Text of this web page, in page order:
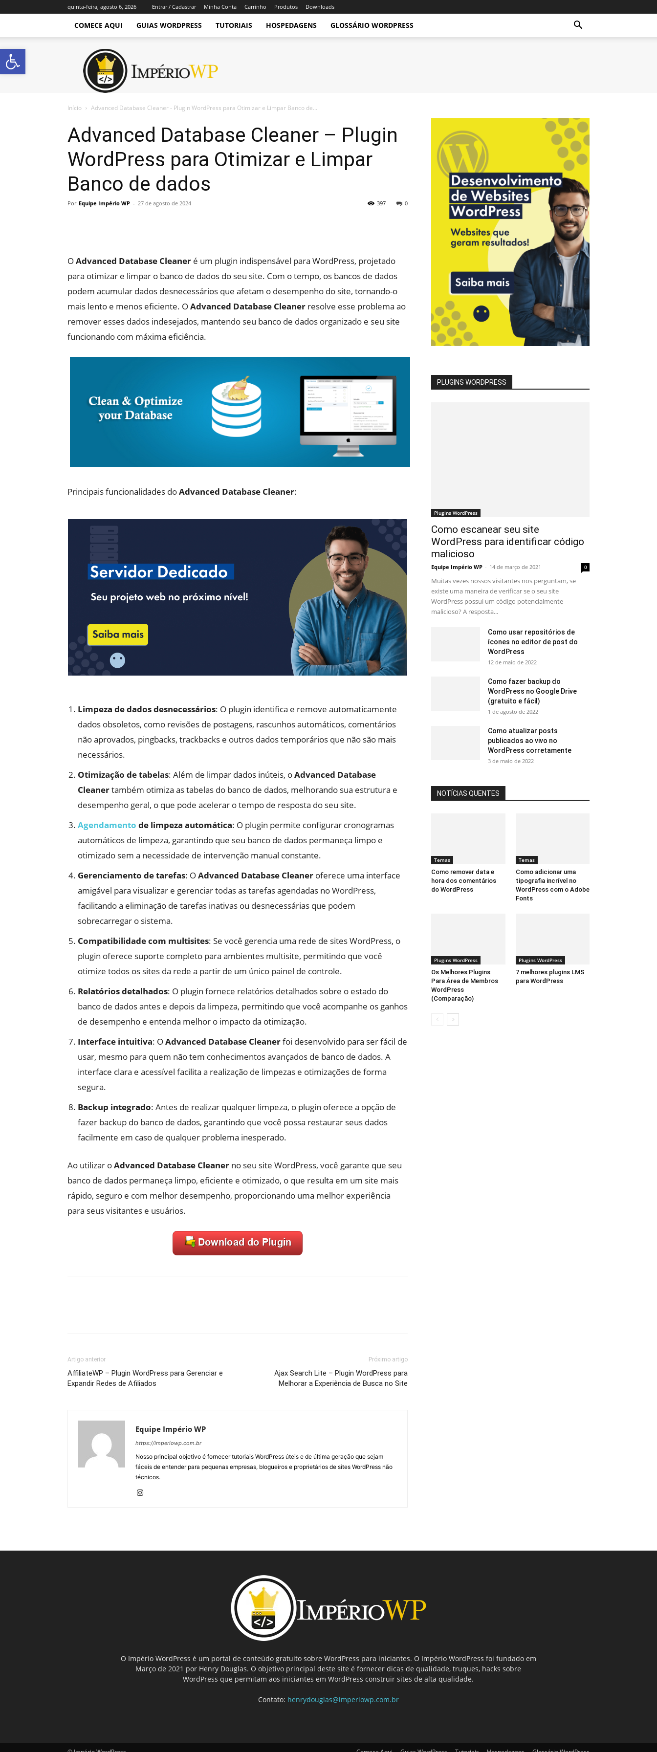
quinta-feira, agosto 6, 2026 Entrar / Cadastrar Minha Conta Carrinho Produtos Downloads
COMECE AQUI GUIAS WORDPRESS TUTORIAIS HOSPEDAGENS GLOSSÁRIO WORDPRESS
Império
WordPress
Início Advanced Database Cleaner - Plugin WordPress para Otimizar e Limpar Banco de...
Advanced Database Cleaner – Plugin
WordPress para Otimizar e Limpar
Banco de dados
Por Equipe Império WP - 27 de agosto de 2024 0
397
OAdvanced Database Cleaner é um plugin indispensável para WordPress, projetado
para otimizar e limpar o banco de dados do seu site. Com o tempo, os bancos de dados
podem acumular dados desnecessários que afetam o desempenho do site, tornando-o
mais lento e menos eficiente. OAdvanced Database Cleaner resolve esse problema ao
remover esses dados indesejados, mantendo seu banco de dados organizado e seu site
funcionando com máxima eficiência.
Principais funcionalidades doAdvanced Database Cleaner:
Limpeza de dados desnecessários: O plugin identifica e remove automaticamente
dados obsoletos, como revisões de postagens, rascunhos automáticos, comentários
não aprovados, pingbacks, trackbacks e outros dados temporários que não são mais
necessários.
Otimização de tabelas: Além de limpar dados inúteis, oAdvanced Database
Cleanertambém otimiza as tabelas do banco de dados, melhorando sua estrutura e
desempenho geral, o que pode acelerar o tempo de resposta do seu site.
Agendamento de limpeza automática: O plugin permite configurar cronogramas
automáticos de limpeza, garantindo que seu banco de dados permaneça limpo e
otimizado sem a necessidade de intervenção manual constante.
Gerenciamento de tarefas: OAdvanced Database Cleaner oferece uma interface
amigável para visualizar e gerenciar todas as tarefas agendadas no WordPress,
facilitando a eliminação de tarefas inativas ou desnecessárias que podem
sobrecarregar o sistema.
Compatibilidade com multisites: Se você gerencia uma rede de sites WordPress, o
plugin oferece suporte completo para ambientes multisite, permitindo que você
otimize todos os sites da rede a partir de um único painel de controle.
Relatórios detalhados: O plugin fornece relatórios detalhados sobre o estado do
banco de dados antes e depois da limpeza, permitindo que você acompanhe os ganhos
de desempenho e entenda melhor o impacto da otimização.
Interface intuitiva: OAdvanced Database Cleanerfoi desenvolvido para ser fácil de
usar, mesmo para quem não tem conhecimentos avançados de banco de dados. A
interface clara e acessível facilita a realização de limpezas e otimizações de forma
segura.
Backup integrado: Antes de realizar qualquer limpeza, o plugin oferece a opção de
fazer backup do banco de dados, garantindo que você possa restaurar seus dados
facilmente em caso de qualquer problema inesperado.
Ao utilizar oAdvanced Database Cleaner no seu site WordPress, você garante que seu
banco de dados permaneça limpo, eficiente e otimizado, o que resulta em um site mais
rápido, seguro e com melhor desempenho, proporcionando uma melhor experiência
para seus visitantes e usuários.
Artigo anterior
AffiliateWP – Plugin WordPress para Gerenciar e
Expandir Redes de Afiliados
Próximo artigo
Ajax Search Lite – Plugin WordPress para
Melhorar a Experiência de Busca no Site
Equipe Império WP
https://imperiowp.com.br
Nosso principal objetivo é fornecer tutoriais WordPress úteis e de última geração que sejam
fáceis de entender para pequenas empresas, blogueiros e proprietários de sites WordPress não
técnicos.
PLUGINS WORDPRESS
Plugins WordPress
Como escanear seu site
WordPress para identificar código
malicioso
Equipe Império WP - 14 de março de 2021 0
Muitas vezes nossos visitantes nos perguntam, se
existe uma maneira de verificar se o seu site
WordPress possui um código potencialmente
malicioso? A resposta...
Como usar repositórios de
ícones no editor de post do
WordPress
12 de maio de 2022
Como fazer backup do
WordPress no Google Drive
(gratuito e fácil)
1 de agosto de 2022
Como atualizar posts
publicados ao vivo no
WordPress corretamente
3 de maio de 2022
NOTÍCIAS QUENTES
Temas
Como remover data e
hora dos comentários
do WordPress
Temas
Como adicionar uma
tipografia incrível no
WordPress com o Adobe
Fonts
Plugins WordPress
Os Melhores Plugins
Para Área de Membros
WordPress
(Comparação)
Plugins WordPress
7 melhores plugins LMS
para WordPress
O Império WordPress é um portal de conteúdo gratuito sobre WordPress para iniciantes. O Império WordPress foi fundado em
Março de 2021 por Henry Douglas. O objetivo principal deste site é fornecer dicas de qualidade, truques, hacks sobre
WordPress que permitam aos iniciantes em WordPress construir sites de alta qualidade.
Contato: henrydouglas@imperiowp.com.br
Abrir a barra de ferramentas